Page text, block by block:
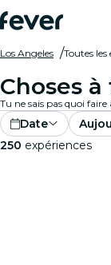
Los Angeles Toutes les
Choses
Date
250 expériences